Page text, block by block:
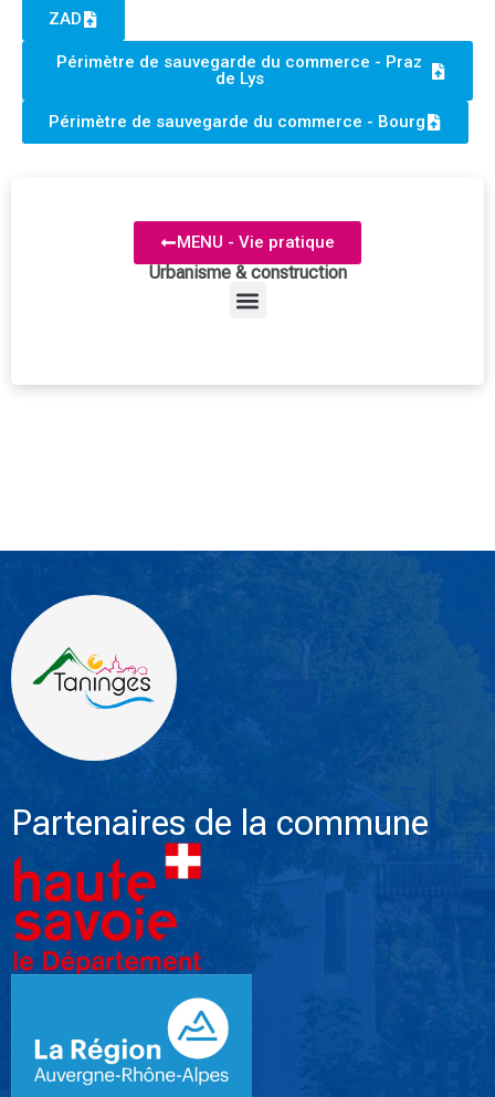
ZAD
Périmètre de sauvegarde du commerce - Praz
de Lys
Périmètre de sauvegarde du commerce - Bourg
MENU - Vie pratique
Urbanisme & construction
Partenaires de la commune